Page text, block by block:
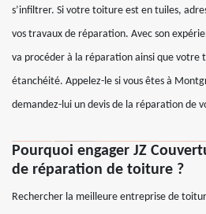
s’infiltrer. Si votre toiture est en tuiles,
vos travaux de réparation. Avec son
va procéder à la réparation ainsi que votre
étanchéité. Appelez-le si vous êtes à
demandez-lui un devis de la réparation de
Pourquoi engager JZ
de réparation de toiture ?
Rechercher la meilleure entreprise de